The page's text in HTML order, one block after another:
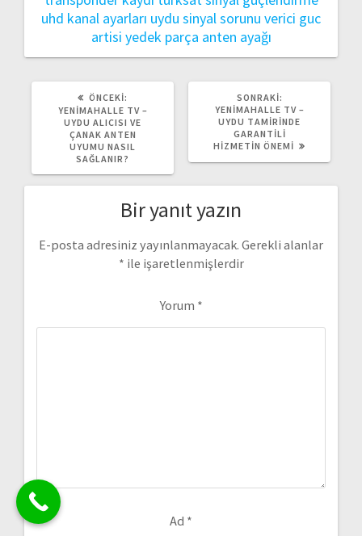
uhd kanal ayarları uydu sinyal sorunu verici guc
artisi yedek parça anten ayağı
ÖNCEKI:
YAZI:
YENIMAHALLE TV –
UYDU ALICISI VE
ÇANAK ANTEN
UYUMU NASIL
SAĞLANIR?
SONRAKI:
YAZI:
YENIMAHALLE TV –
UYDU TAMIRINDE
GARANTILI
HIZMETIN ÖNEMI
Bir yanıt yazın
E-posta adresiniz yayınlanmayacak. Gerekli alanlar
* ile işaretlenmişlerdir
Yorum *
Ad *